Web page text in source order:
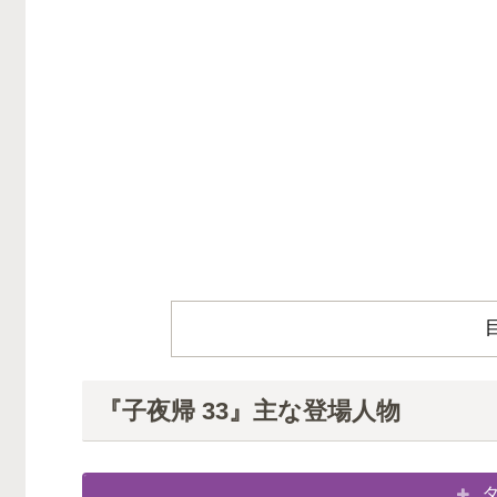
『子夜帰 33』主な登場人物